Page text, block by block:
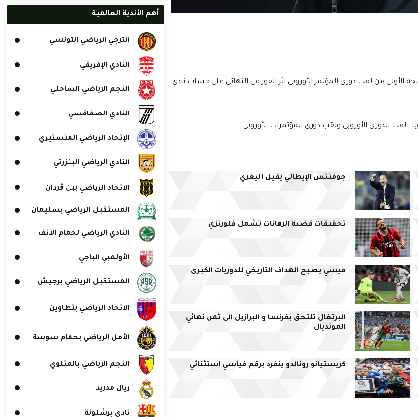
اليوم الاربعاء 25 ماي 2022 من تحقيق النسخة الأولى من لقب دوري المؤتمر الأوروبي اثر الفوز في النهائي على حساب نادي
الدوري الأوروبي ولقب دوري المؤتمرات الأوروبي.
جوفنتس الإيطالي يقيل أليغري
تحقيقات قضية الرهانات تشمل فلورنزي
ميسي يصبح الهداف التاريخي للدوريات الكبرى
البرتغال تلتحق بفرنسا و البرازيل الى ثمن نهائي
المونديال
كريستيانو رونالدو ينفرد برقم قياسي إستثنائي
أهم الأندية العالمية
الترجي الرياضي التونسي
النادي الإفريقي
النجم الرياضي الساحلي
النادي الصفاقسي
الإتحاد الرياضي المنستيري
النادي الرياضي البنزرتي
الاتحاد الرياضي ببن ڨردان
المستقبل الرياضي بسليمان
النادي الرياضي لحمام الأنف
الأولمبي الباجي
المستقبل الرياضي برجيش
الاتحاد الرياضي بتطاوين
الأمل الرياضي بحمام سوسة
النجم الرياضي بالمتلوي
ريال مدريد
نادي برشلونة